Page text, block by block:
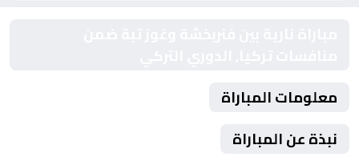
معلومات المباراة
نبذة عن المباراة